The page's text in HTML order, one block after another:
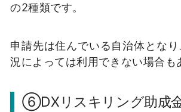
の2種類です。
申請先は住んでいる自治体とな
況によっては利用できない場合も
⑥DXリスキリング助成